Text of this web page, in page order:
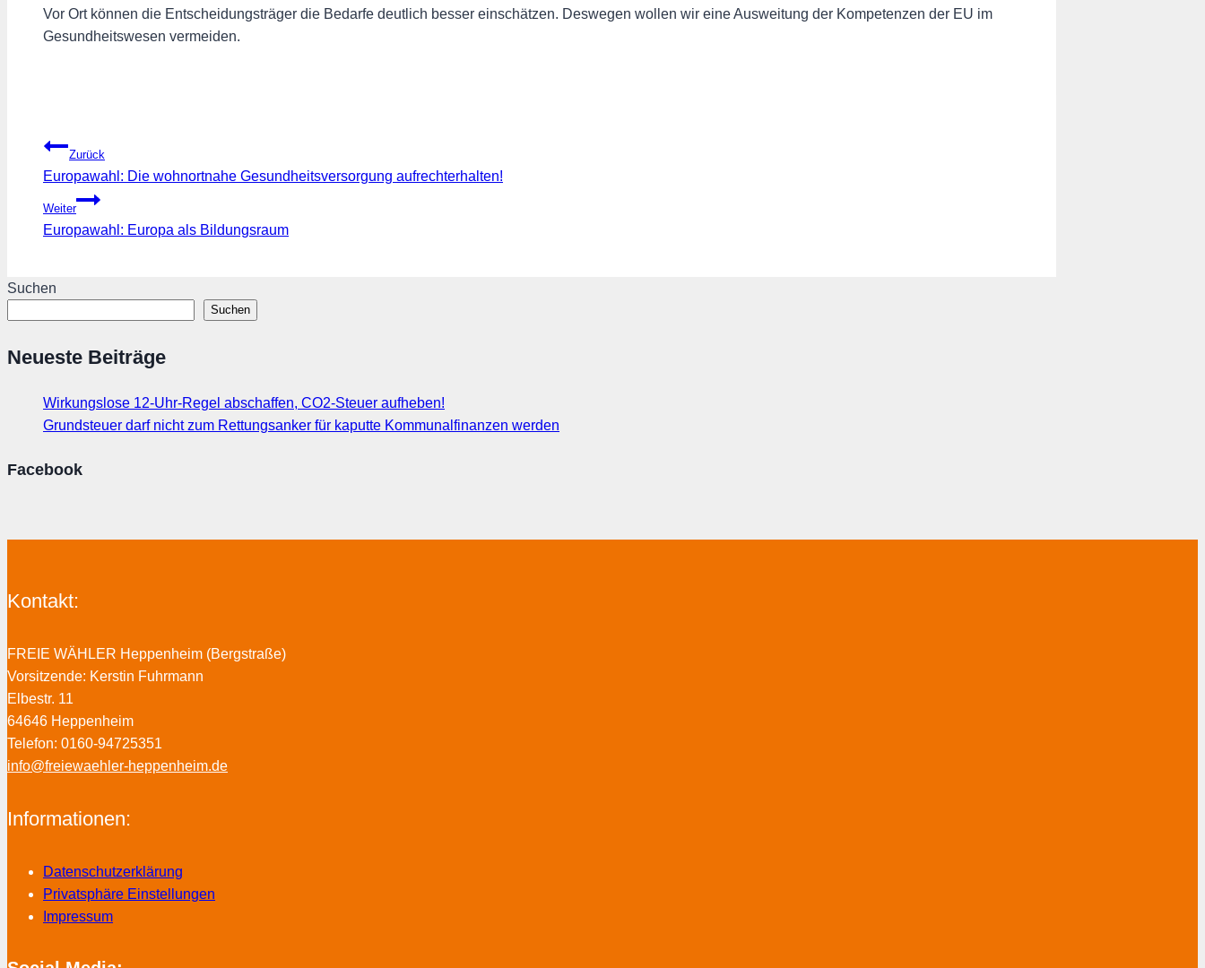
Vor Ort können die Entscheidungsträger die Bedarfe deutlich besser einschätzen. Deswegen wollen wir eine Ausweitung der Kompetenzen der EU im
Gesundheitswesen vermeiden.
Beitragsnavigation
Zurück
Europawahl: Die wohnortnahe Gesundheitsversorgung aufrechterhalten!
Weiter
Europawahl: Europa als Bildungsraum
Suchen
Suchen
Neueste Beiträge
Wirkungslose 12-Uhr-Regel abschaffen, CO2-Steuer aufheben!
Grundsteuer darf nicht zum Rettungsanker für kaputte Kommunalfinanzen werden
Facebook
Kontakt:
FREIE WÄHLER Heppenheim (Bergstraße)
Vorsitzende: Kerstin Fuhrmann
Elbestr. 11
64646 Heppenheim
Telefon: 0160-94725351
info@freiewaehler-heppenheim.de
Informationen:
Datenschutzerklärung
Privatsphäre Einstellungen
Impressum